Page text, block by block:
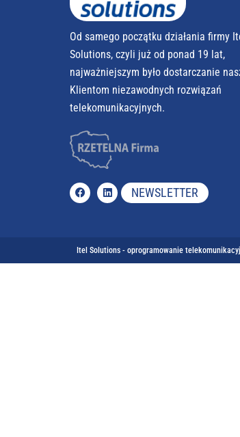
Od samego początku działania firmy
Solutions, czyli już od ponad 19 lat,
najważniejszym było dostarczanie
Klientom niezawodnych rozwiązań
telekomunikacyjnych.
NEWSLETTER
Itel Solutions - oprogramowanie